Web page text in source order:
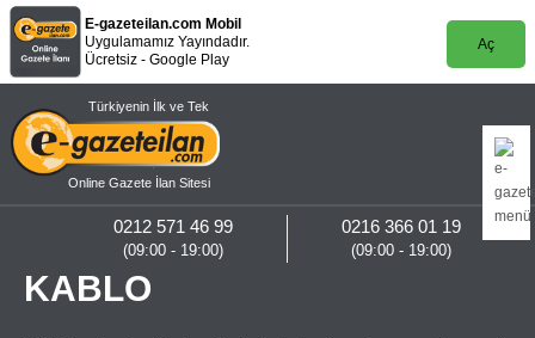
E-gazeteilan.com Mobil
Uygulamamız Yayındadır.
Ücretsiz - Google Play
Aç
Türkiyenin İlk ve Tek
Online Gazete İlan Sitesi
0216 366 01 19
(09:00 - 19:00)
0212 571 46 99
(09:00 - 19:00)
KABLO